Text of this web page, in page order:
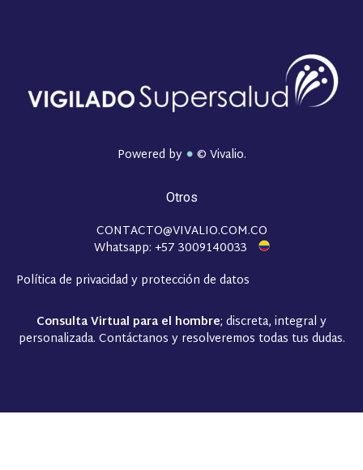
Powered by © Vivalio.
Otros
CONTACTO@VIVALIO.COM.CO
Whatsapp: +57 3009140033
Política de privacidad y protección de datos
Consulta Virtual para el hombre; discreta, integral y
personalizada. Contáctanos y resolveremos todas tus dudas.